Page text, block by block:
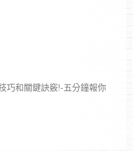
巧和關鍵訣竅!-五分鐘報你